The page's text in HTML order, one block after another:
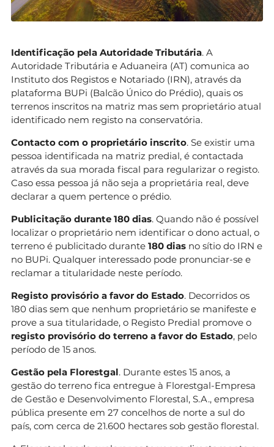
Identificação pela Autoridade Tributária. A
Autoridade Tributária e Aduaneira (AT) comunica ao
Instituto dos Registos e Notariado (IRN), através da
plataforma BUPi (Balcão Único do Prédio), quais os
terrenos inscritos na matriz mas sem proprietário atual
identificado nem registo na conservatória.
Contacto com o proprietário inscrito. Se existir uma
pessoa identificada na matriz predial, é contactada
através da sua morada fiscal para regularizar o registo.
Caso essa pessoa já não seja a proprietária real, deve
declarar a quem pertence o prédio.
Publicitação durante 180 dias. Quando não é possível
localizar o proprietário nem identificar o dono actual, o
terreno é publicitado durante 180 dias no sítio do IRN e
no BUPi. Qualquer interessado pode pronunciar-se e
reclamar a titularidade neste período.
Registo provisório a favor do Estado. Decorridos os
180 dias sem que nenhum proprietário se manifeste e
prove a sua titularidade, o Registo Predial promove o
registo provisório do terreno a favor do Estado, pelo
período de 15 anos.
Gestão pela Florestgal. Durante estes 15 anos, a
gestão do terreno fica entregue à Florestgal-Empresa
de Gestão e Desenvolvimento Florestal, S.A., empresa
pública presente em 27 concelhos de norte a sul do
país, com cerca de 21.600 hectares sob gestão florestal.